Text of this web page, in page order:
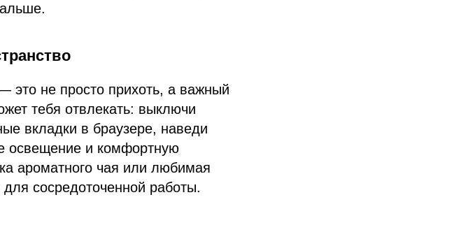
это не просто прихоть, а важный
тебя отвлекать: выключи
вкладки в браузере, наведи
освещение и комфортную
ароматного чая или любимая
сосредоточенной работы.